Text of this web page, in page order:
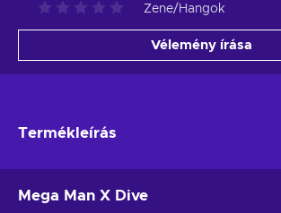
Zene/Hangok
Vélemény írása
Termékleírás
Mega Man X Dive